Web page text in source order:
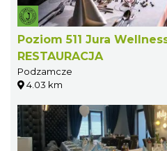
Poziom 511 Jura
RESTAURACJA
Podzamcze
4.03 km